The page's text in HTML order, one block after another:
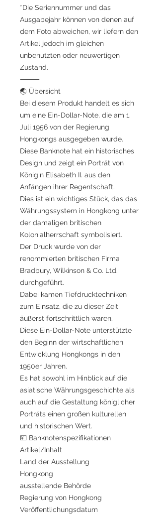
*Die Seriennummer und das
Ausgabejahr können von denen auf
dem Foto abweichen, wir liefern den
Artikel jedoch im gleichen
unbenutzten oder neuwertigen
Zustand.
⸻
🌏 Übersicht
Bei diesem Produkt handelt es sich
um eine Ein-Dollar-Note, die am 1.
Juli 1956 von der Regierung
Hongkongs ausgegeben wurde.
Diese Banknote hat ein historisches
Design und zeigt ein Porträt von
Königin Elisabeth II. aus den
Anfängen ihrer Regentschaft.
Dies ist ein wichtiges Stück, das das
Währungssystem in Hongkong unter
der damaligen britischen
Kolonialherrschaft symbolisiert.
Der Druck wurde von der
renommierten britischen Firma
Bradbury, Wilkinson & Co. Ltd.
durchgeführt.
Dabei kamen Tiefdrucktechniken
zum Einsatz, die zu dieser Zeit
äußerst fortschrittlich waren.
Diese Ein-Dollar-Note unterstützte
den Beginn der wirtschaftlichen
Entwicklung Hongkongs in den
1950er Jahren.
Es hat sowohl im Hinblick auf die
asiatische Währungsgeschichte als
auch auf die Gestaltung königlicher
Porträts einen großen kulturellen
und historischen Wert.
💴 Banknotenspezifikationen
Artikel/Inhalt
Land der Ausstellung
Hongkong
ausstellende Behörde
Regierung von Hongkong
Veröffentlichungsdatum